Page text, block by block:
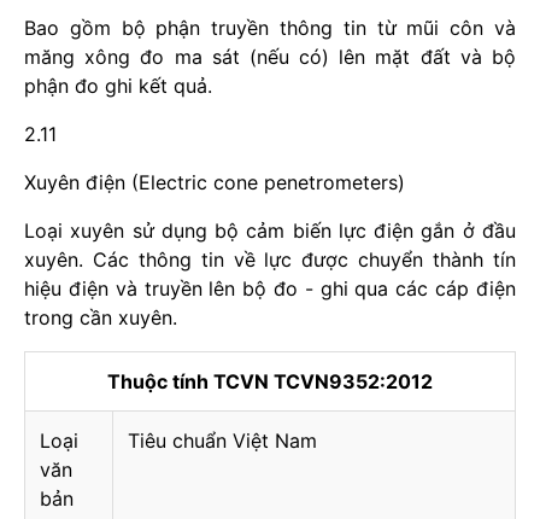
Bao gồm bộ phận truyền thông tin từ mũi côn và
măng xông đo ma sát (nếu có) lên mặt đất và bộ
phận đo ghi kết quả.
2.11
Xuyên điện (Electric cone penetrometers)
Loại xuyên sử dụng bộ cảm biến lực điện gắn ở đầu
xuyên. Các thông tin về lực được chuyển thành tín
hiệu điện và truyền lên bộ đo - ghi qua các cáp điện
trong cần xuyên.
Thuộc tính TCVN TCVN9352:2012
Loại
văn
bản
Tiêu chuẩn Việt Nam